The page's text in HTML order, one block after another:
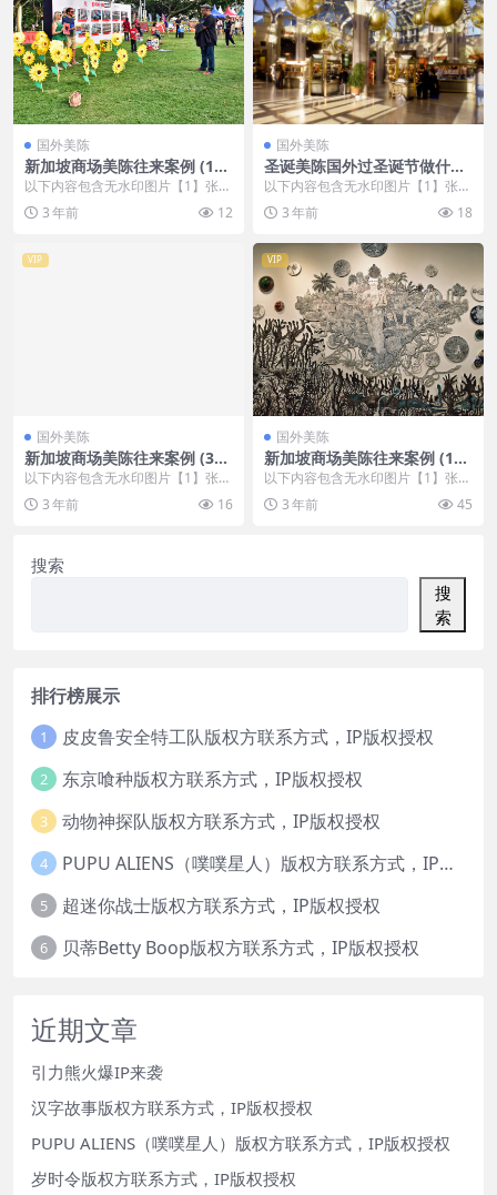
国外美陈
新加坡商场美陈往来案例 (154
5)扬州市美陈联盟
以下内容包含无水印图片【1】张
，开通会员无障碍浏览 开通VIP会
员 3 年前 12
国外美陈
圣诞美陈国外过圣诞节做什么
美陈 (44)南通市美陈联盟
以下内容包含无水印图片【1】张
，开通会员无障碍浏览 开通VIP会
员 3 年前 18
VIP
国外美陈
新加坡商场美陈往来案例 (343
7)淄博市DP点美陈
以下内容包含无水印图片【1】张
，开通会员无障碍浏览 开通VIP会
员 3 年前 16
VIP
国外美陈
新加坡商场美陈往来案例 (159
3)西安市美陈网
以下内容包含无水印图片【1】张
，开通会员无障碍浏览 开通VIP会
员 3 年前 45
搜索
搜
索
排行榜展示
1 皮皮鲁安全特工队版权方联系方式，IP版权授权
2 东京喰种版权方联系方式，IP版权授权
3 动物神探队版权方联系方式，IP版权授权
4 PUPU ALIENS（噗噗星人）版权方联系方式，IP版权授权
5 超迷你战士版权方联系方式，IP版权授权
6 贝蒂Betty Boop版权方联系方式，IP版权授权
近期文章
引力熊火爆IP来袭
汉字故事版权方联系方式，IP版权授权
PUPU ALIENS（噗噗星人）版权方联系方式，IP版权授权
岁时令版权方联系方式，IP版权授权